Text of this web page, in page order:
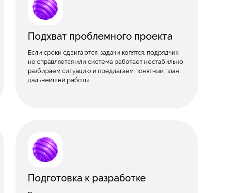
Подхват проблемного проекта
Если сроки сдвигаются, задачи копятся, подрядчик
не справляется или система работает нестабильно,
разбираем ситуацию и предлагаем понятный план
дальнейшей работы.
Подготовка к разработке